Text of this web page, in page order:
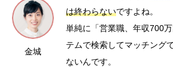
金城
は終わらないですよね。
単純に「営業職、年収700
テムで検索してマッチング
ないんです。